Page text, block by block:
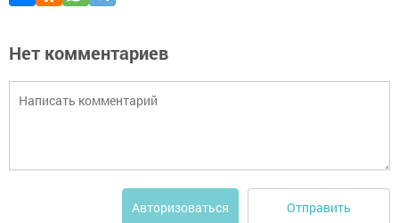
Нет комментариев
Авторизоваться Отправить